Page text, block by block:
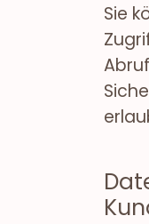
Sie